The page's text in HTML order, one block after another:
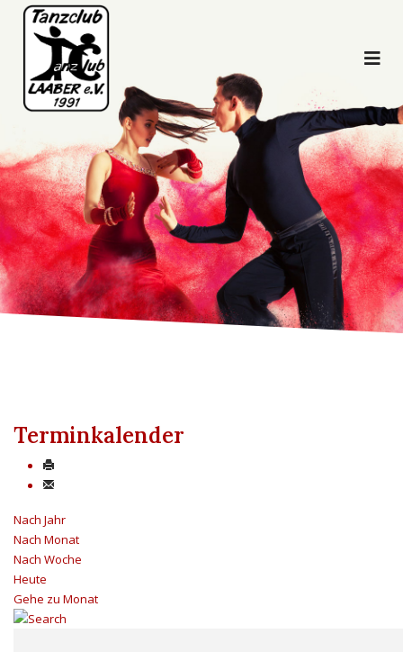
Terminkalender
Nach Jahr
Nach Monat
Nach Woche
Heute
Gehe zu Monat